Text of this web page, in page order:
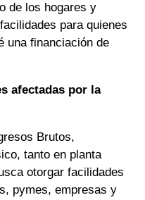
de los hogares y
para quienes
una financiación de
afectadas por la
Brutos,
tanto en planta
otorgar facilidades
pymes, empresas y